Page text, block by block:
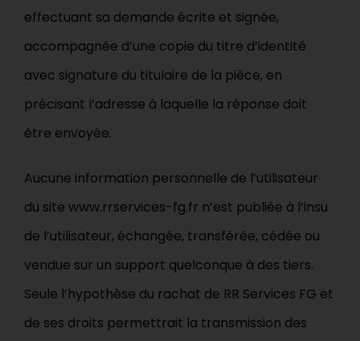
effectuant sa demande écrite et signée,
accompagnée d’une copie du titre d’identité
avec signature du titulaire de la pièce, en
précisant l’adresse à laquelle la réponse doit
être envoyée.
Aucune information personnelle de l’utilisateur
du site www.rrservices-fg.fr n’est publiée à l’insu
de l’utilisateur, échangée, transférée, cédée ou
vendue sur un support quelconque à des tiers.
Seule l’hypothèse du rachat de RR Services FG et
de ses droits permettrait la transmission des